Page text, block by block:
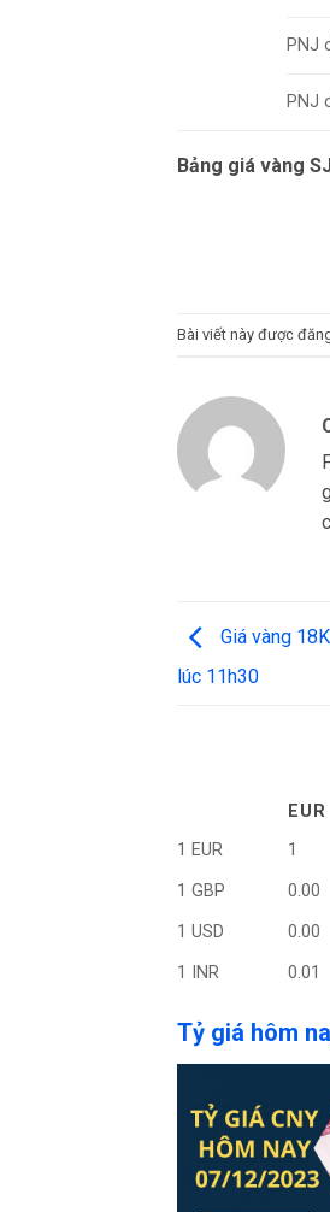
PNJ
PNJ
Bảng giá vàng
Bài viết này được
Giá vàng
lúc 11h30
EUR
1 EUR
1
1 GBP
0.00
1 USD
0.00
1 INR
0.01
Tỷ giá hôm